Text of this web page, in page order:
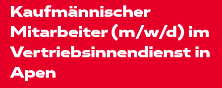
Kaufmännischer
Mitarbeiter (m/w/d) im
Vertriebsinnendienst in
Apen